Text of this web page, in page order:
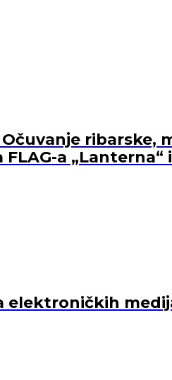
ribarske,
a „Lanterna“ iz
elektroničkih